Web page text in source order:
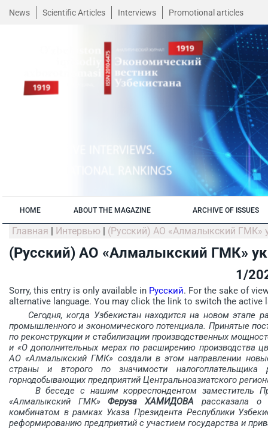
News Scientific Articles Interviews Promotional articles
HOME ABOUT THE MAGAZINE ARCHIVE OF ISSUES
Главная | Интервью | (Русский) АО «Алмалыкский ГМК»
(Русский) АО «Алмалыкский ГМК»
1/
Sorry, this entry is only available in Русский. For the sake of
alternative language. You may click the link to switch the active
Сегодня, когда Узбекистан находится на новом этапе
промышленного и экономического потенциала. Принятые
по реконструкции и стабилизации производственных
и «О дополнительных мерах по расширению производства
АО «Алмалыкский ГМК» создали в этом направлении
страны и второго по значимости
горнодобывающих предприятий Центральноазиатского
В беседе с нашим корреспондентом заместитель
«Алмалыкский ГМК»Феруза ХАМИДОВА рассказала о
комбинатом в рамках Указа Президента ­Республики
реформированию предприятий с учас­тием государства и